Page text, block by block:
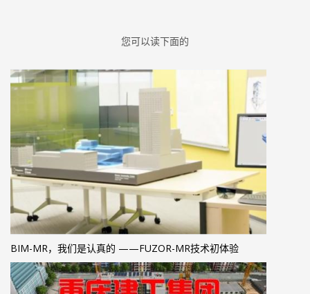
您可以读下面的
BIM-MR，我们是认真的 ——FUZOR-MR技术初体验